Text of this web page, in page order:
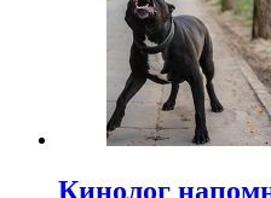
Кинолог